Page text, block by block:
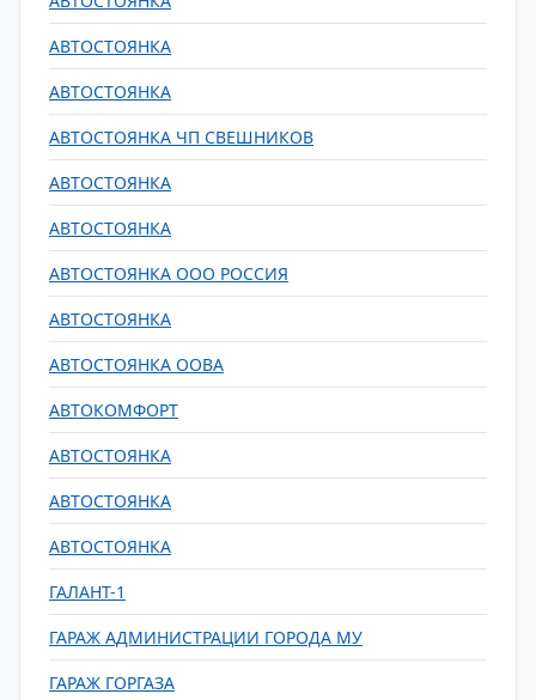
АВТОСТОЯНКА
АВТОСТОЯНКА
АВТОСТОЯНКА ЧП СВЕШНИКОВ
АВТОСТОЯНКА
АВТОСТОЯНКА
АВТОСТОЯНКА ООО РОССИЯ
АВТОСТОЯНКА
АВТОСТОЯНКА ООВА
АВТОКОМФОРТ
АВТОСТОЯНКА
АВТОСТОЯНКА
АВТОСТОЯНКА
ГАЛАНТ-1
ГАРАЖ АДМИНИСТРАЦИИ ГОРОДА МУ
ГАРАЖ ГОРГАЗА